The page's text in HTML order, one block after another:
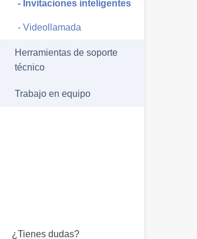
- Invitaciones inteligentes
- Videollamada
Herramientas de soporte
técnico
Trabajo en equipo
¿Tienes dudas?